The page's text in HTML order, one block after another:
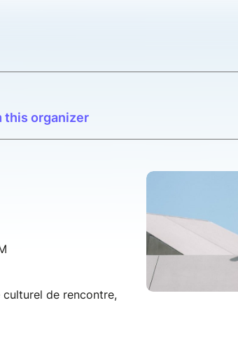
this organizer
culturel de rencontre,